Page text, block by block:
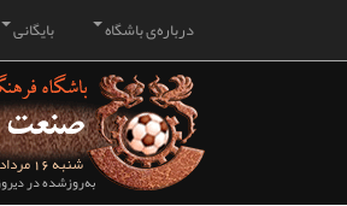
بایگانی درباره‌ی باشگاه
شنبه 16 مرداد ماه 1405
به‌روزشده در دیروز